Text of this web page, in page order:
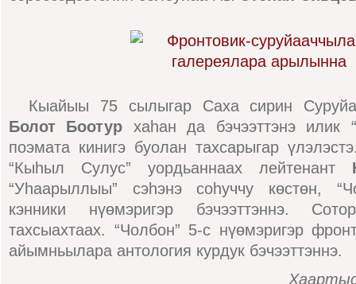
Кыайыы 75 сылыгар Саха сирин
Болот Боотур хаһан да бэчээттэнэ илик
поэмата кинигэ буолан тахсарыгар
“Кыһыл Сулус” уордьаннаах лейтенант
“Уһаарыллыы” сэһэнэ соһуччу көстөн,
кэнники нүөмэригэр бэчээттэннэ.
тахсыахтаах. “Чолбон” 5-с нүөмэригэр
айымньылара антология курдук бэчээттэннэ.